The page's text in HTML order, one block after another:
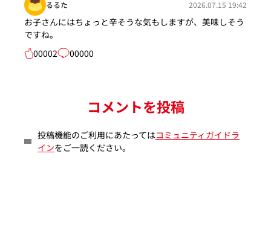
るるた 2026.07.15 19:42
お子さんにはちょっと辛そうな気もしますが、美味しそう
ですね。
00002
00000
コメントを投稿
投稿機能のご利用にあたってはコミュニティガイドラ
インをご一読ください。